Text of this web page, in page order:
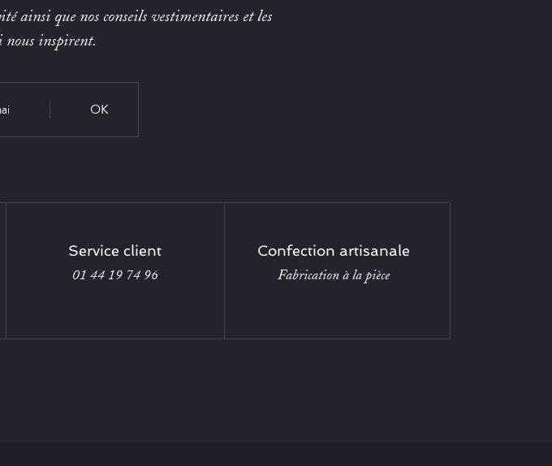
ainsi que nos conseils vestimentaires et les
nous inspirent.
OK
Service client
01 44 19 74 96
Confection artisanale
Fabrication à la pièce